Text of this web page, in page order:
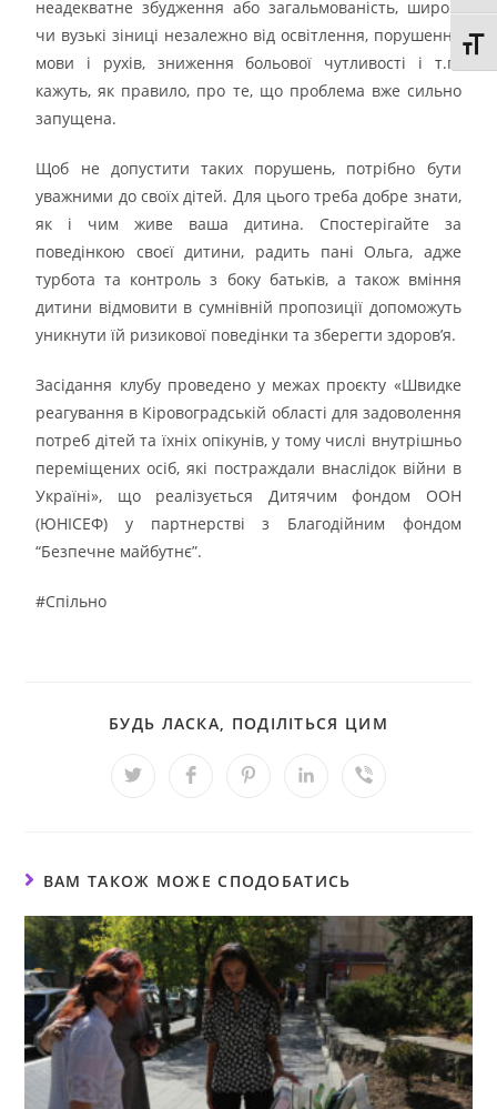
неадекватне збудження або загальмованість, широкі
чи вузькі зіниці незалежно від освітлення, порушення
мови і рухів, зниження больової чутливості і т.п.
кажуть, як правило, про те, що проблема вже сильно
запущена.
Щоб не допустити таких порушень, потрібно бути
уважними до своїх дітей. Для цього треба добре знати,
як і чим живе ваша дитина. Спостерігайте за
поведінкою своєї дитини, радить пані Ольга, адже
турбота та контроль з боку батьків, а також вміння
дитини відмовити в сумнівній пропозиції допоможуть
уникнути їй ризикової поведінки та зберегти здоров’я.
Засідання клубу проведено у межах проєкту «Швидке
реагування в Кіровоградській області для задоволення
потреб дітей та їхніх опікунів, у тому числі внутрішньо
переміщених осіб, які постраждали внаслідок війни в
Україні», що реалізується Дитячим фондом ООН
(ЮНІСЕФ) у партнерстві з Благодійним фондом
“Безпечне майбутнє”.
#Спільно
БУДЬ ЛАСКА, ПОДІЛІТЬСЯ ЦИМ
ВАМ ТАКОЖ МОЖЕ СПОДОБАТИСЬ